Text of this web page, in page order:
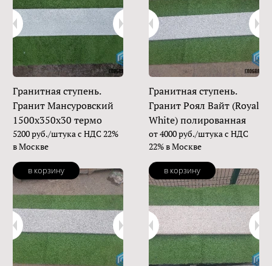
Гранитная ступень.
Гранит Мансуровский
1500х350х30 термо
5200 руб./штука с НДС 22%
в Москве
в корзину
Гранитная ступень.
Гранит Роял Вайт (Royal
White) полированная
от 4000 руб./штука с НДС
22% в Москве
в корзину